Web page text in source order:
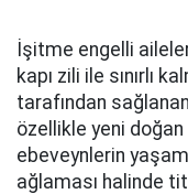
İşitme engelli
kapı zili ile sınırlı
tarafından
özellikle yeni
ebeveynlerin
ağlaması halinde